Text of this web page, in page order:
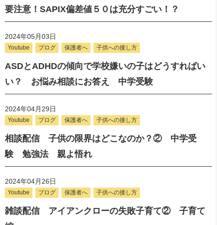
要注意！SAPIX偏差値５０は充分すごい！？
2024年05月03日
Youtube ブログ 保護者へ 子供への接し方
ASDとADHDの傾向で学校嫌いの子はどうすればい
い？ お悩み相談にお答え 中学受験
2024年04月29日
Youtube ブログ 保護者へ 子供への接し方
相談配信 子供の限界はどこなのか？② 中学受
験 勉強法 親よ悟れ
2024年04月26日
Youtube ブログ 保護者へ 子供への接し方
雑談配信 アイアンクローの失敗子育て② 子育て